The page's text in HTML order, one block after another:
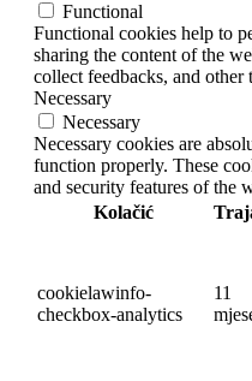
Functional
Functional cookies help to
sharing the content of the
collect feedbacks, and other
Necessary
Necessary
Necessary cookies are
function properly. These
and security features of the
Kolačić
cookielawinfo-
checkbox-analytics
11